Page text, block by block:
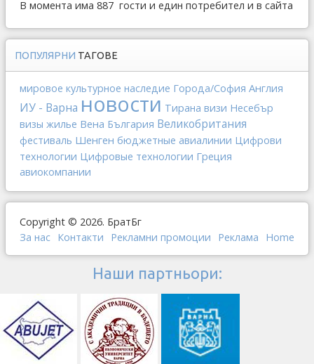
В момента има 887 гости и един потребител и в сайта
ПОПУЛЯРНИ ТАГОВЕ
мировое культурное наследие Города/София Англия
ИУ - Варна новости Тирана визи Несебър
визы жилье Вена България Великобритания
фестиваль Шенген бюджетные авиалинии Цифрови
технологии Цифровые технологии Греция
авиокомпании
Copyright © 2026. БратБг
За нас Контакти Рекламни промоции Реклама Home
Наши партньори: